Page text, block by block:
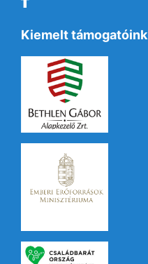
Kiemelt támogatóink